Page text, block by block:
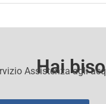
Hai
Assistenza agli